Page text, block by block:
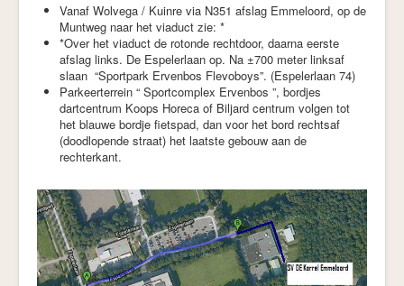
Vanaf Wolvega / Kuinre via N351 afslag Emmeloord, op de
Muntweg naar het viaduct zie: *
*Over het viaduct de rotonde rechtdoor, daarna eerste
afslag links. De Espelerlaan op. Na ±700 meter linksaf
slaan “Sportpark Ervenbos Flevoboys”. (Espelerlaan 74)
Parkeerterrein “ Sportcomplex Ervenbos ”, bordjes
dartcentrum Koops Horeca of Biljard centrum volgen tot
het blauwe bordje fietspad, dan voor het bord rechtsaf
(doodlopende straat) het laatste gebouw aan de
rechterkant.